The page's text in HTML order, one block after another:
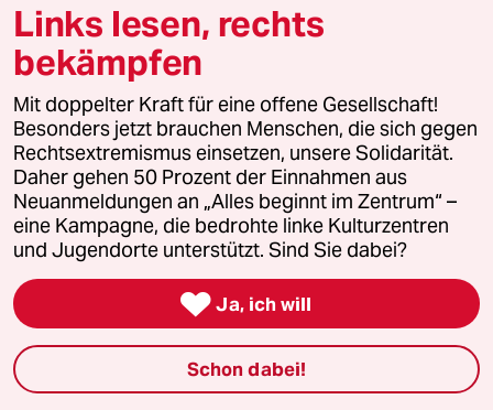
Aboservice
ePaper Login
Downloads für Abonnierende
© 2026 taz Verlags und Vertriebs GmbH
Alle Rechte vorbehalten. Bei rechtlichen Fragen oder für Genehmigungen
wenden Sie sich bitte anlizenzen@taz.de
Feedback Redaktionsstatut Kommune-Richtlinien KI-
Links lesen, rechts
bekämpfen
Mit doppelter Kraft für eine offene Gesellschaft!
Besonders jetzt brauchen Menschen, die sich gegen
Rechtsextremismus einsetzen, unsere Solidarität.
Daher gehen 50 Prozent der Einnahmen aus
Neuanmeldungen an „Alles beginnt im Zentrum“ –
eine Kampagne, die bedrohte linke Kulturzentren
und Jugendorte unterstützt. Sind Sie dabei?
 Ja, ich will
Schon dabei!